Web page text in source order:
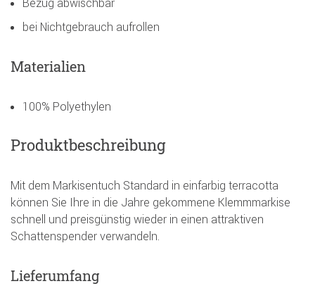
Bezug abwischbar
bei Nichtgebrauch aufrollen
Materialien
100% Polyethylen
Produktbeschreibung
Mit dem Markisentuch Standard in einfarbig terracotta
können Sie Ihre in die Jahre gekommene Klemmmarkise
schnell und preisgünstig wieder in einen attraktiven
Schattenspender verwandeln.
Lieferumfang